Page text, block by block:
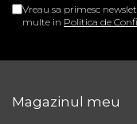
Vreau sa primesc
multe in Politica de
Magazinul meu